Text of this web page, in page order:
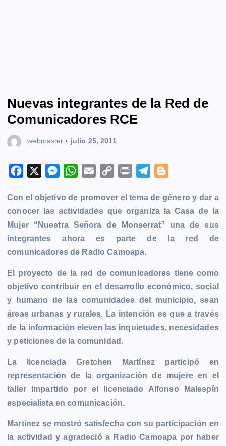
Nuevas integrantes de la Red de
Comunicadores RCE
webmaster julio 25, 2011
c
e
b
o
o
k
M
s
s
e
n
g
e
r
W
a
t
s
A
p
p
a
i
l
C
p
y
L
n
k
i
n
t
l
e
g
r
m
o
g
g
e
Con el objetivo de promover el tema de género y dar a
conocer las actividades que organiza la Casa de la
Mujer “Nuestra Señora de Monserrat” una de sus
integrantes ahora es parte de la red de
comunicadores de Radio Camoapa.
El proyecto de la red de comunicadores tiene como
objetivo contribuir en el desarrollo económico, social
y humano de las comunidades del municipio, sean
áreas urbanas y rurales. La intención es que a través
de la información eleven las inquietudes, necesidades
y peticiones de la comunidad.
La licenciada Gretchen Martínez participó en
representación de la organización de mujere en el
taller impartido por el licenciado Alfonso Malespín
especialista en comunicación.
Martínez se mostró satisfecha con su participación en
la actividad y agradeció a Radio Camoapa por haber